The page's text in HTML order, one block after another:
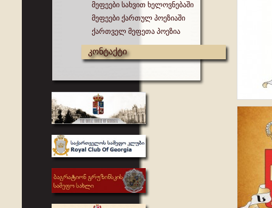
მეფეები სახვით ხელოვნებაში
მეფეები ქართულ პოეზიაში
ქართველ მეფეთა პოეზია
კონტაქტი